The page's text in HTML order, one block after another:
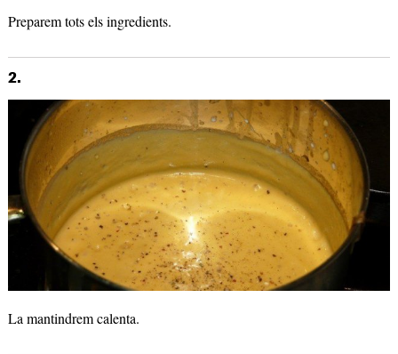
Preparem tots els ingredients.
2.
La mantindrem calenta.